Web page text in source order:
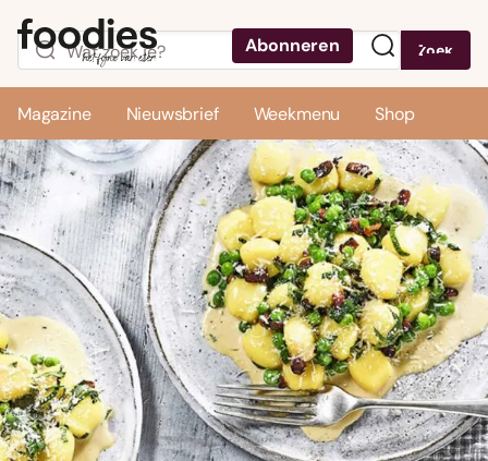
Abonneren Zoek
Magazine Nieuwsbrief Weekmenu Shop